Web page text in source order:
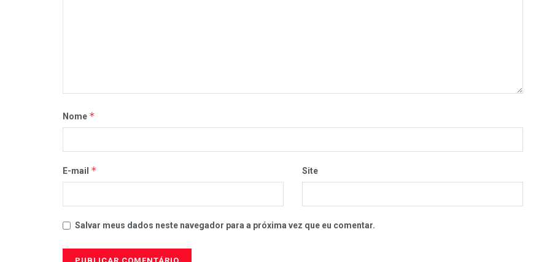
Nome *
E-mail * Site
Salvar meus dados neste navegador para a próxima vez que eu comentar.